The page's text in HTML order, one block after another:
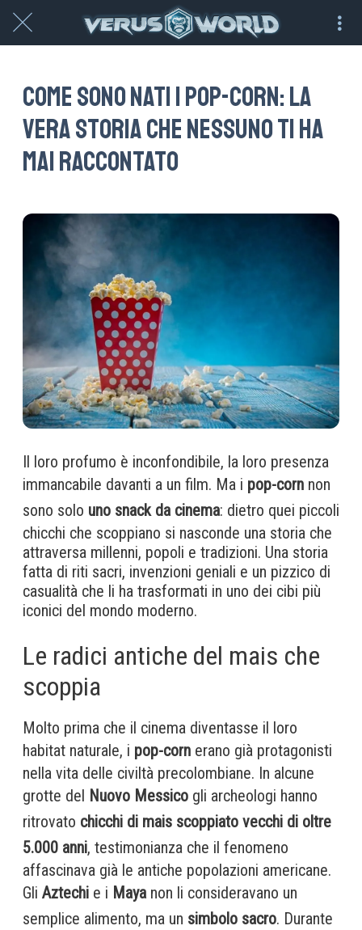
Come sono nati i pop-corn: la
vera storia che nessuno ti ha
mai raccontato
Il loro profumo è inconfondibile, la loro presenza
immancabile davanti a un film. Ma i pop-corn non
sono solo uno snack da cinema: dietro quei piccoli
chicchi che scoppiano si nasconde una storia che
attraversa millenni, popoli e tradizioni. Una storia
fatta di riti sacri, invenzioni geniali e un pizzico di
casualità che li ha trasformati in uno dei cibi più
iconici del mondo moderno.
Le radici antiche del mais che
scoppia
Molto prima che il cinema diventasse il loro
habitat naturale, i pop-corn erano già protagonisti
nella vita delle civiltà precolombiane. In alcune
grotte del Nuovo Messico gli archeologi hanno
ritrovato chicchi di mais scoppiato vecchi di oltre
5.000 anni, testimonianza che il fenomeno
affascinava già le antiche popolazioni americane.
Gli Aztechi e i Maya non li consideravano un
semplice alimento, ma un simbolo sacro. Durante